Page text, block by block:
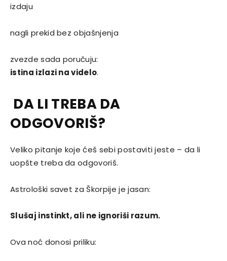
izdaju
nagli prekid bez objašnjenja
zvezde sada poručuju:
istina izlazi na videlo.
DA LI TREBA DA
ODGOVORIŠ?
Veliko pitanje koje ćeš sebi postaviti jeste – da li
uopšte treba da odgovoriš.
Astrološki savet za Škorpije je jasan:
Slušaj instinkt, ali ne ignoriši razum.
Ova noć donosi priliku: